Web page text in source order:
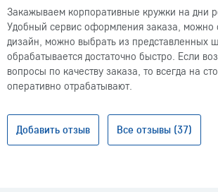
Закажываем корпоративные кружки на дни
Удобный сервис оформления заказа, можно
дизайн, можно выбрать из представленных
обрабатывается достаточно быстро. Если
вопросы по качеству заказа, то всегда на
оперативно отрабатывают.
Добавить отзыв Все отзывы (37)